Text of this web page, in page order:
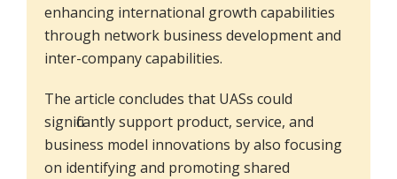
enhancing international growth capabilities
through network business development and
inter-company capabilities.
The article concludes that UASs could
significantly support product, service, and
business model innovations by also focusing
on identifying and promoting shared